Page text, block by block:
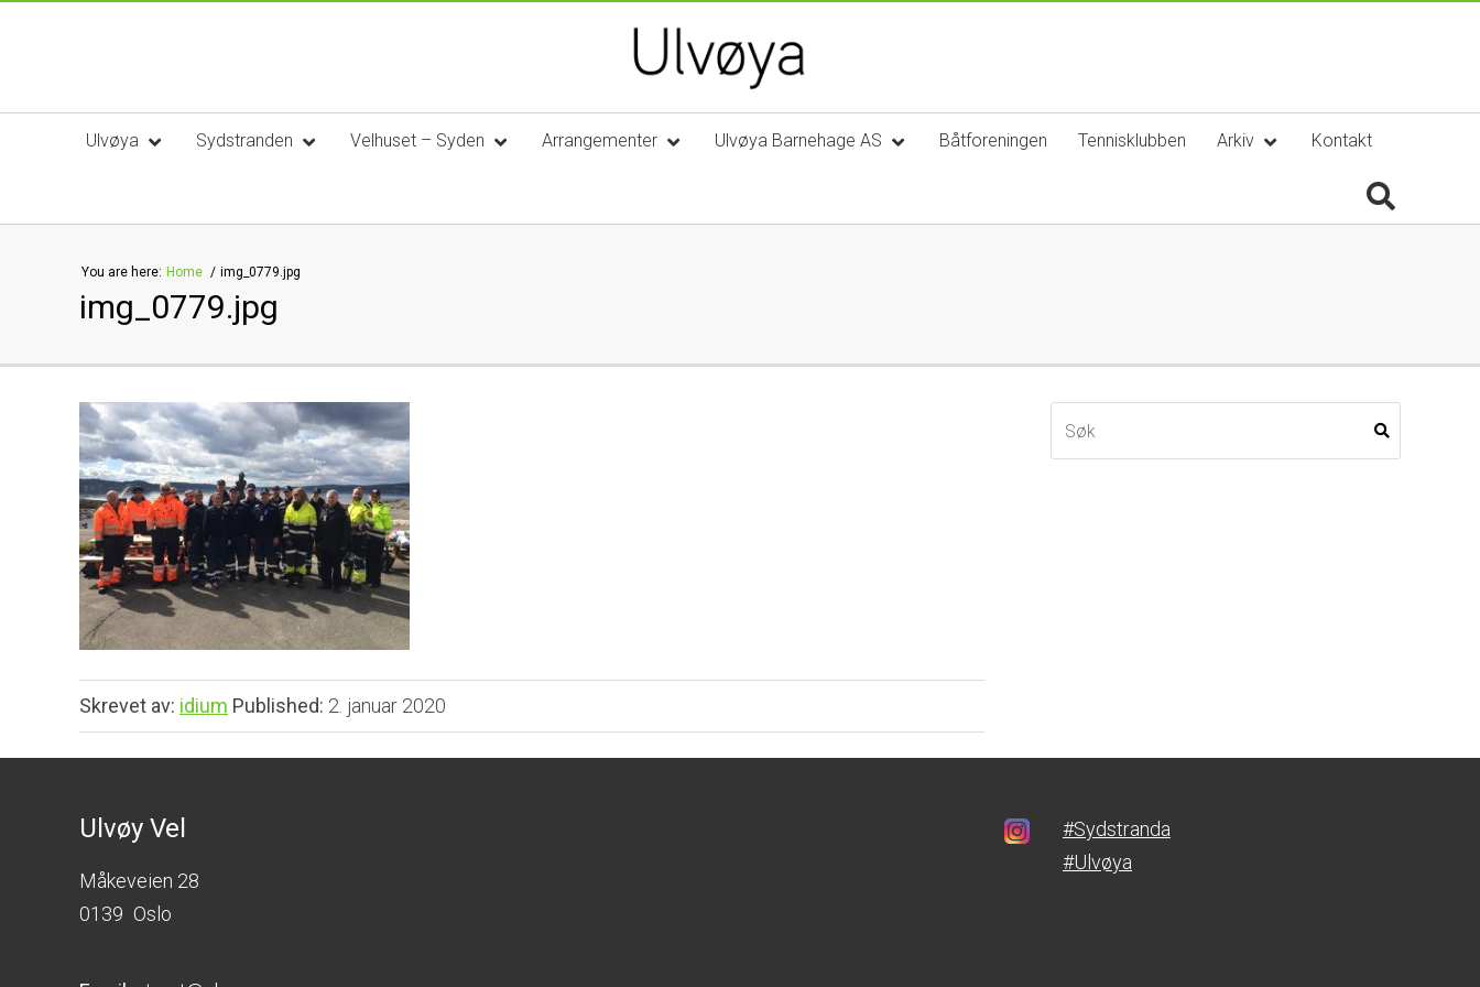
Ulvøya Sydstranden Velhuset – Syden Arrangementer Ulvøya Barnehage AS Båtforeningen Tennisklubben Arkiv Kontakt
You are here: Home img_0779.jpg
img_0779.jpg
Skrevet av: idium Published: 2. januar 2020
Ulvøy Vel
Måkeveien 28
0139 Oslo
#Sydstranda
#Ulvøya